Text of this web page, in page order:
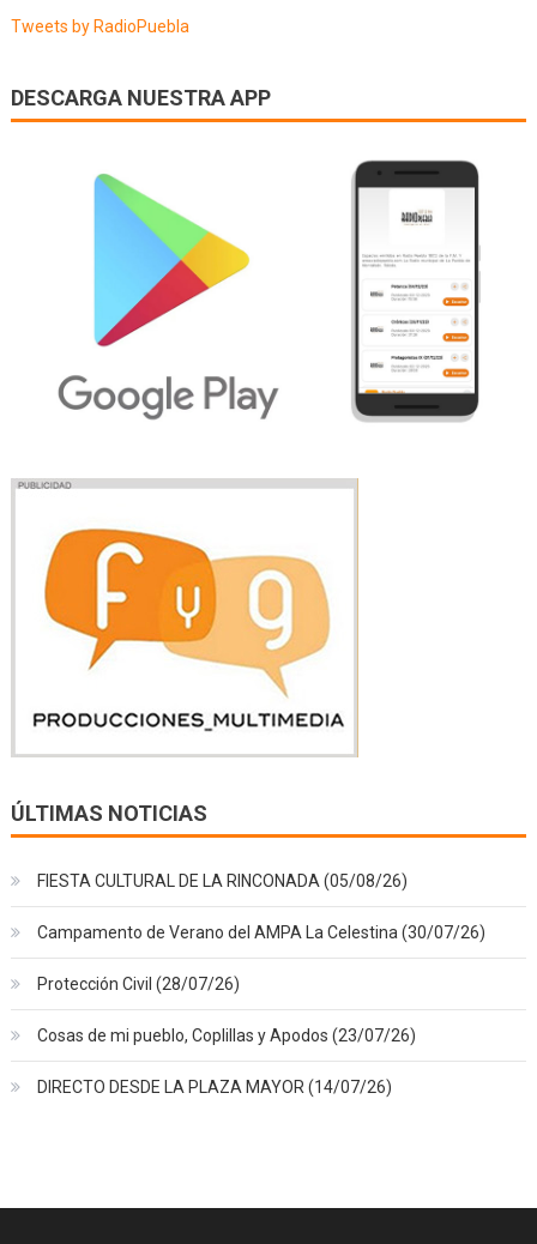
Tweets by RadioPuebla
DESCARGA NUESTRA APP
ÚLTIMAS NOTICIAS
FIESTA CULTURAL DE LA RINCONADA (05/08/26)
Campamento de Verano del AMPA La Celestina (30/07/26)
Protección Civil (28/07/26)
Cosas de mi pueblo, Coplillas y Apodos (23/07/26)
DIRECTO DESDE LA PLAZA MAYOR (14/07/26)